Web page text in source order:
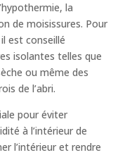
la
de moisissures. Pour
est conseillé
isolantes telles que
ou même des
de l’abri.
pour éviter
à l’intérieur de
l’intérieur et rendre